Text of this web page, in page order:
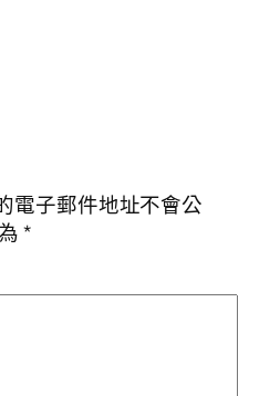
電子郵件地址不會公
*